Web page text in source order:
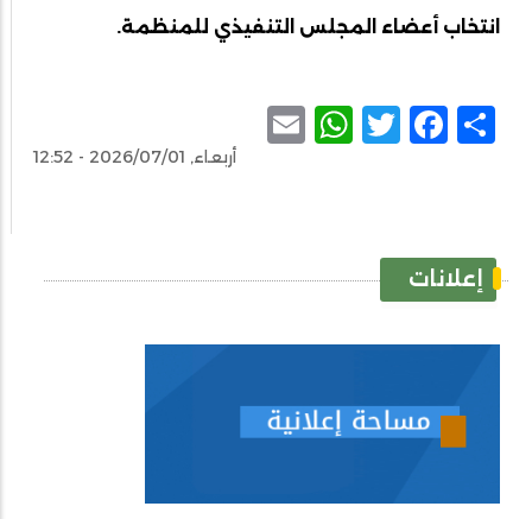
انتخاب أعضاء المجلس التنفيذي للمنظمة.
Share
Facebook
Twitter
WhatsApp
أربعاء, 2026/07/01 - 12:52
إعلانات